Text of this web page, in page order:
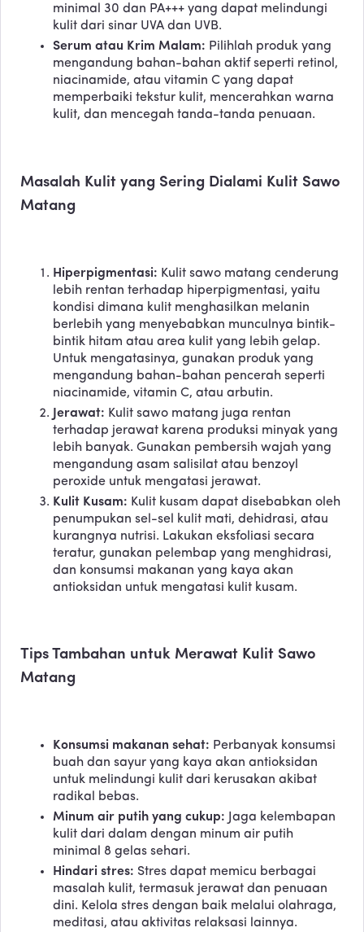
minimal 30 dan PA+++ yang dapat melindungi
kulit dari sinar UVA dan UVB.
Serum atau Krim Malam: Pilihlah produk yang
mengandung bahan-bahan aktif seperti retinol,
niacinamide, atau vitamin C yang dapat
memperbaiki tekstur kulit, mencerahkan warna
kulit, dan mencegah tanda-tanda penuaan.
Masalah Kulit yang Sering Dialami Kulit Sawo
Matang
Hiperpigmentasi: Kulit sawo matang cenderung
lebih rentan terhadap hiperpigmentasi, yaitu
kondisi dimana kulit menghasilkan melanin
berlebih yang menyebabkan munculnya bintik-
bintik hitam atau area kulit yang lebih gelap.
Untuk mengatasinya, gunakan produk yang
mengandung bahan-bahan pencerah seperti
niacinamide, vitamin C, atau arbutin.
Jerawat: Kulit sawo matang juga rentan
terhadap jerawat karena produksi minyak yang
lebih banyak. Gunakan pembersih wajah yang
mengandung asam salisilat atau benzoyl
peroxide untuk mengatasi jerawat.
Kulit Kusam: Kulit kusam dapat disebabkan oleh
penumpukan sel-sel kulit mati, dehidrasi, atau
kurangnya nutrisi. Lakukan eksfoliasi secara
teratur, gunakan pelembap yang menghidrasi,
dan konsumsi makanan yang kaya akan
antioksidan untuk mengatasi kulit kusam.
Tips Tambahan untuk Merawat Kulit Sawo
Matang
Konsumsi makanan sehat: Perbanyak konsumsi
buah dan sayur yang kaya akan antioksidan
untuk melindungi kulit dari kerusakan akibat
radikal bebas.
Minum air putih yang cukup: Jaga kelembapan
kulit dari dalam dengan minum air putih
minimal 8 gelas sehari.
Hindari stres: Stres dapat memicu berbagai
masalah kulit, termasuk jerawat dan penuaan
dini. Kelola stres dengan baik melalui olahraga,
meditasi, atau aktivitas relaksasi lainnya.